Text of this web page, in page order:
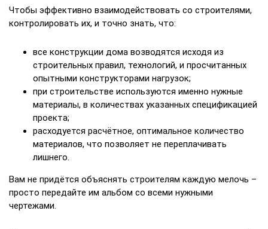
Чтобы эффективно взаимодействовать со строителями,
контролировать их, и точно знать, что:
все конструкции дома возводятся исходя из
строительных правил, технологий, и просчитанных
опытными конструкторами нагрузок;
при строительстве используются именно нужные
материалы, в количествах указанных спецификацией
проекта;
расходуется расчётное, оптимальное количество
материалов, что позволяет не переплачивать
лишнего.
Вам не придётся объяснять строителям каждую мелочь –
просто передайте им альбом со всеми нужными
чертежами.